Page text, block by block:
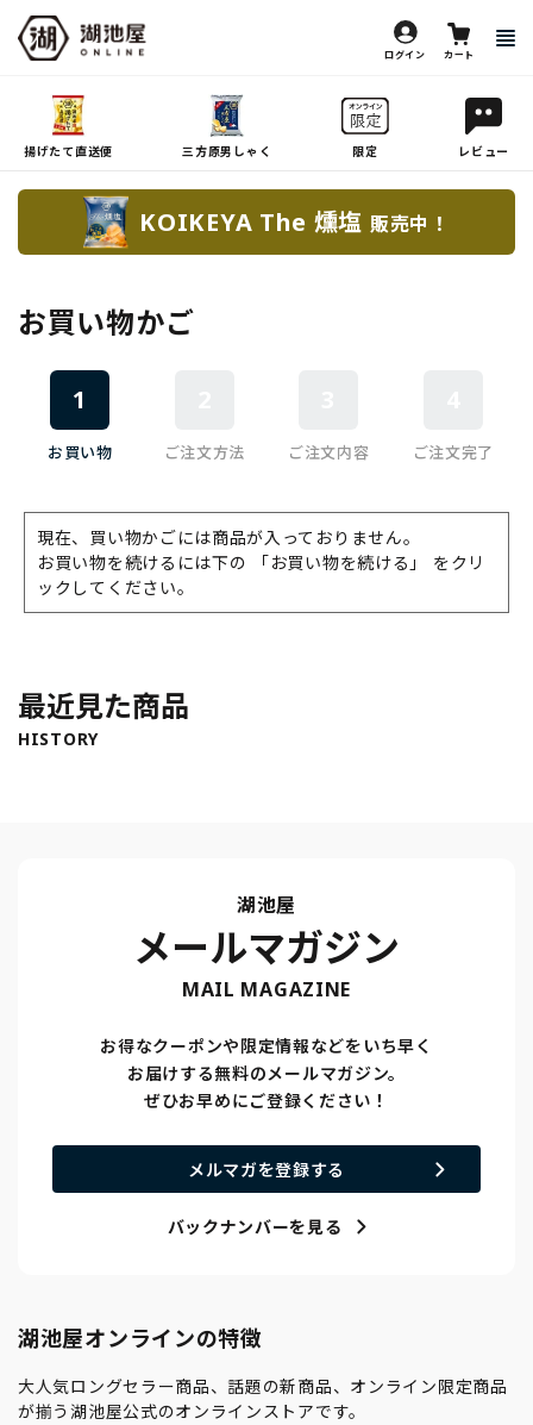
ログイン カート
揚げたて直送便 三方原男しゃく 限定 レビュー
KOIKEYA The 燻塩 販売中！
お買い物かご
1
お買い物 ご注文方法 ご注文内容 ご注文完了
現在、買い物かごには商品が入っておりません。
お買い物を続けるには下の 「お買い物を続ける」 をクリ
ックしてください。
最近見た商品
HISTORY
湖池屋
メールマガジン
MAIL MAGAZINE
お得なクーポンや限定情報などをいち早く
お届けする無料のメールマガジン。
ぜひお早めにご登録ください！
メルマガを登録する
バックナンバーを見る
湖池屋オンラインの特徴
大人気ロングセラー商品、話題の新商品、オンライン限定商品
が揃う湖池屋公式のオンラインストアです。